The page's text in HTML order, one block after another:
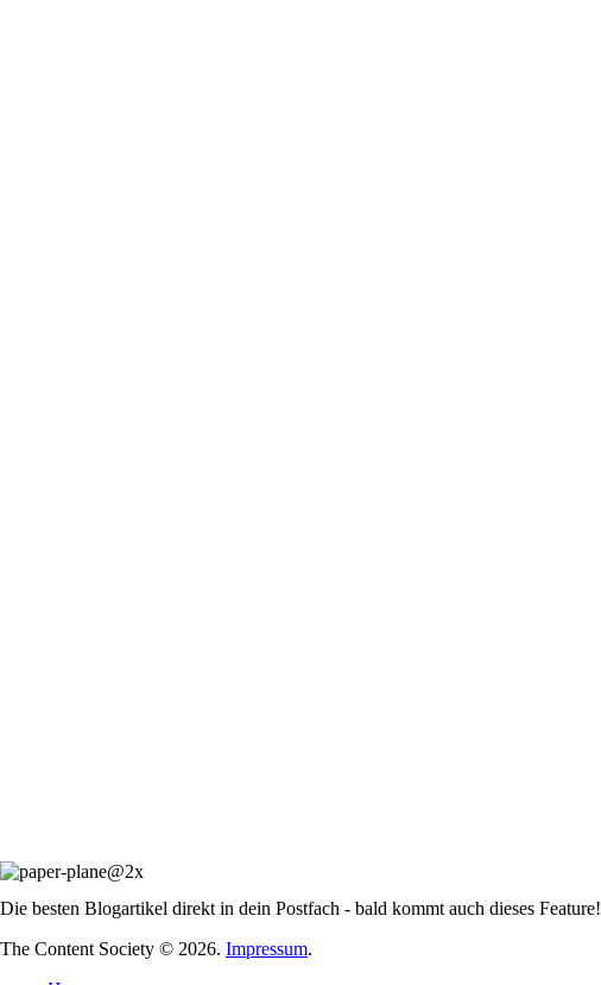
Die besten Blogartikel direkt in dein Postfach - bald kommt auch dieses Feature!
The Content Society © 2026. Impressum.